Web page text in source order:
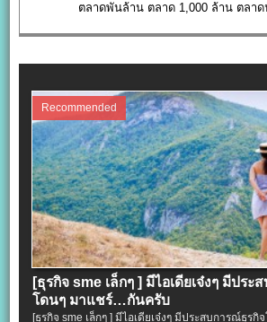
ตลาดพันล้าน ตลาด 1,000 ล้าน ตลา
Recommended
[ธุรกิจ sme เล็กๆ ] มีไอเดียเจ๋งๆ มีประ
โดนๆ มาแชร์…กันครับ
[ธุรกิจ sme เล็กๆ ] มีไอเดียเจ๋งๆ มีประสบการณ์ธุร